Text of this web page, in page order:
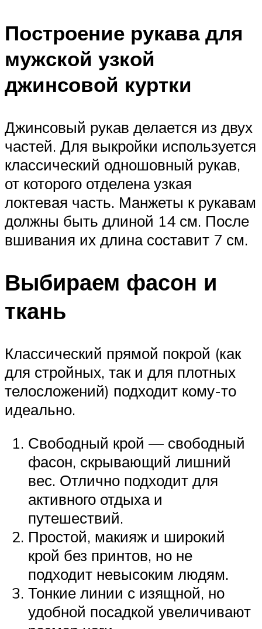
Построение рукава для
мужской узкой
джинсовой куртки
Джинсовый рукав делается из двух
частей. Для выкройки используется
классический одношовный рукав,
от которого отделена узкая
локтевая часть. Манжеты к рукавам
должны быть длиной 14 см. После
вшивания их длина составит 7 см.
Выбираем фасон и
ткань
Классический прямой покрой (как
для стройных, так и для плотных
телосложений) подходит кому-то
идеально.
Свободный крой — свободный
фасон, скрывающий лишний
вес. Отлично подходит для
активного отдыха и
путешествий.
Простой, макияж и широкий
крой без принтов, но не
подходит невысоким людям.
Тонкие линии с изящной, но
удобной посадкой увеличивают